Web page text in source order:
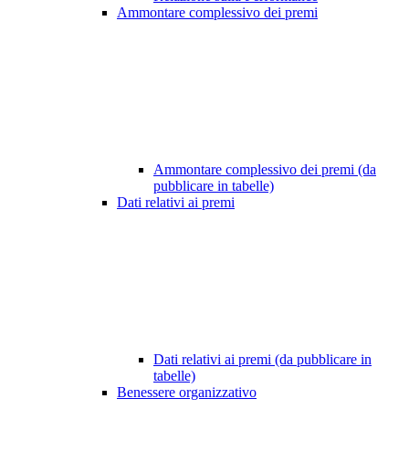
Ammontare complessivo dei premi
Ammontare complessivo dei premi (da
pubblicare in tabelle)
Dati relativi ai premi
Dati relativi ai premi (da pubblicare in
tabelle)
Benessere organizzativo